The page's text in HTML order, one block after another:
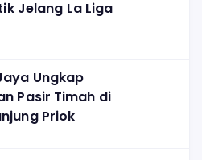
Jelang La Liga
Ungkap
Pasir Timah di
Priok